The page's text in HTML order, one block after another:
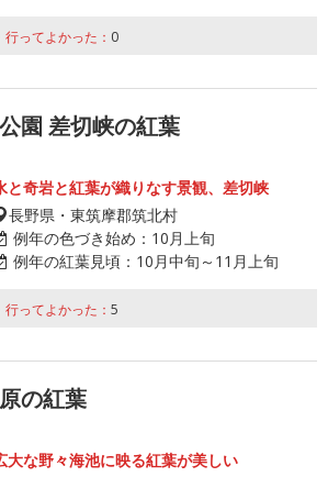
行ってよかった： 0
園 差切峡の紅葉
と奇岩と紅葉が織りなす景観、差切峡
長野県・東筑摩郡筑北村
例年の色づき始め： 10月上旬
例年の紅葉見頃： 10月中旬～11月上旬
行ってよかった： 5
の紅葉
大な野々海池に映る紅葉が美しい